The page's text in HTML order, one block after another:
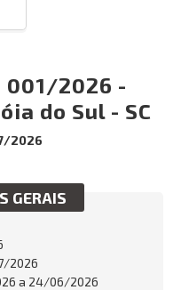
001/2026 -
do Sul - SC
2026
GERAIS
2026
a 24/06/2026